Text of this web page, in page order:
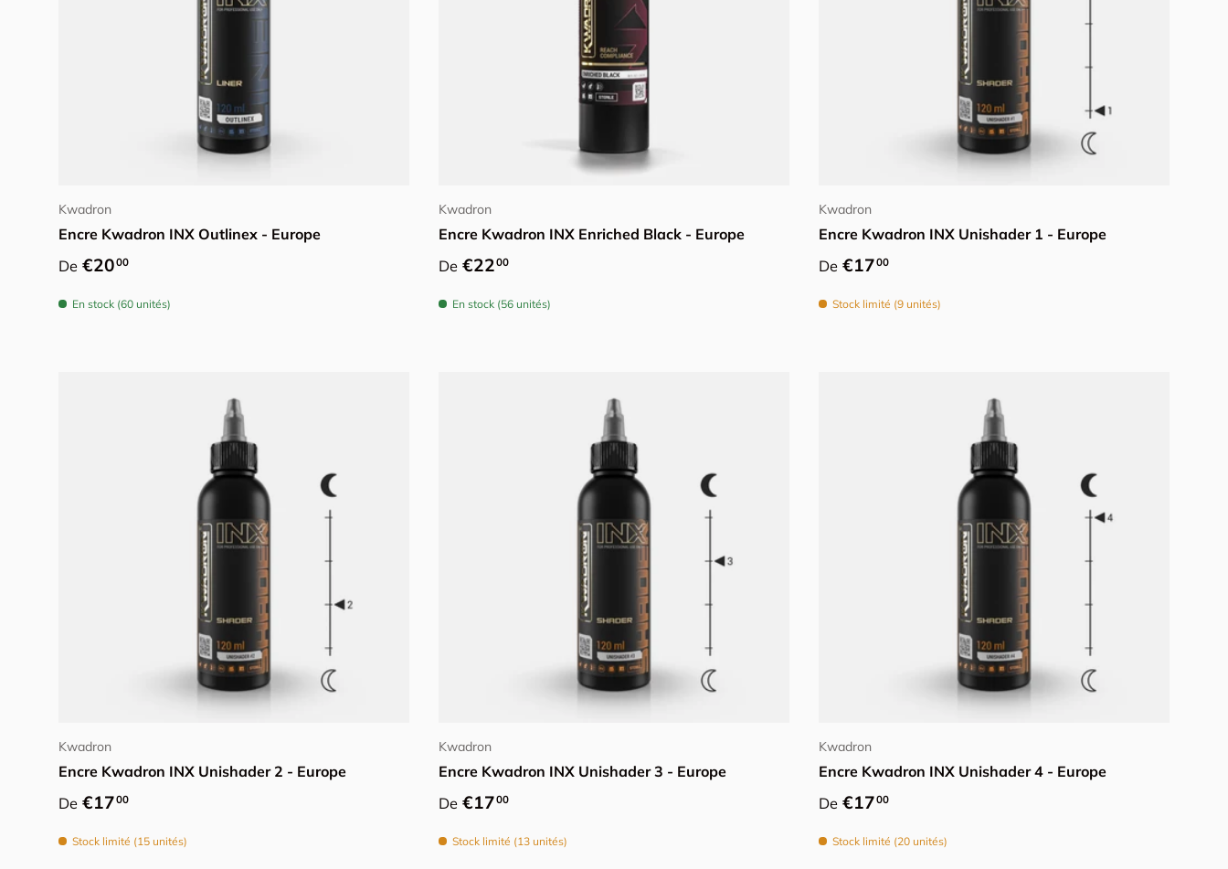
Kwadron
Encre Kwadron INX Outlinex - Europe
Prix habituel
De €2000
En stock (60 unités)
Kwadron
Encre Kwadron INX Enriched Black - Europe
Prix habituel
De €2200
En stock (56 unités)
Choisir les options
Kwadron
Encre Kwadron INX Unishader 1 - Europe
Prix habituel
De €1700
Stock limité (9 unités)
Choisir les options
Kwadron
Encre Kwadron INX Unishader 2 - Europe
Prix habituel
De €1700
Stock limité (15 unités)
Choisir les options
Kwadron
Encre Kwadron INX Unishader 3 - Europe
Prix habituel
De €1700
Stock limité (13 unités)
Choisir les options
Kwadron
Encre Kwadron INX Unishader 4 - Europe
Prix habituel
De €1700
Stock limité (20 unités)
Choisir les options